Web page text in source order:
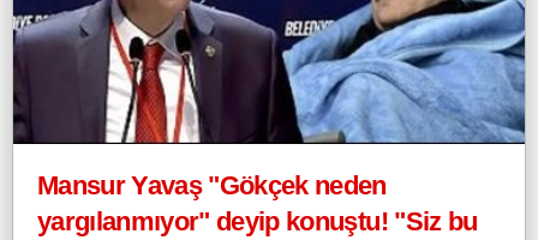
Mansur Yavaş "Gökçek neden
yargılanmıyor" deyip konuştu! "Siz bu